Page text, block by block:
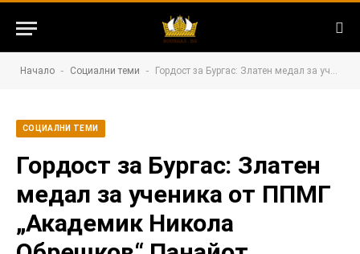
Начало - Социални теми - Гордост за Бургас: Златен медал за ученика от ППМГ „Академик Никола Обрешков“ Панайот Димитров
СОЦИАЛНИ ТЕМИ
Гордост за Бургас: Златен
медал за ученика от ППМГ
„Академик Никола